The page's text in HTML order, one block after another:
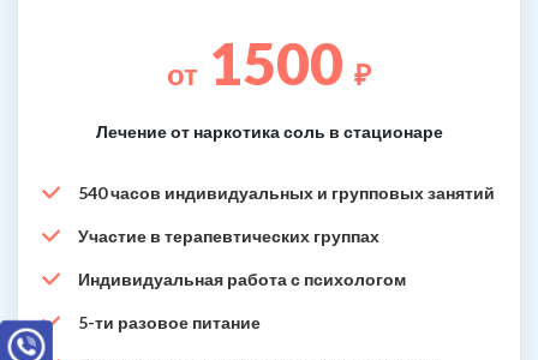
от 1500 ₽
Лечение от наркотика соль в стационаре
540 часов индивидуальных и групповых занятий
Участие в терапевтических группах
Индивидуальная работа с психологом
5-ти разовое питание